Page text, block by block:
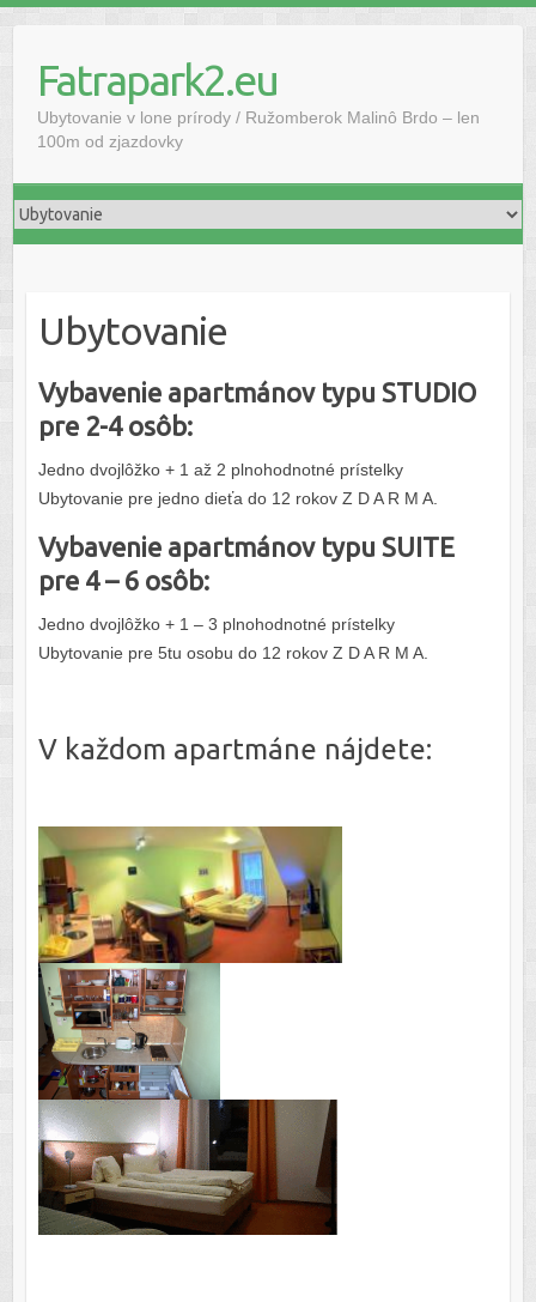
Fatrapark2.eu
Ubytovanie v lone prírody / Ružomberok Malinô Brdo – len
100m od zjazdovky
Ubytovanie
Vybavenie apartmánov typu STUDIO
pre 2-4 osôb:
Jedno dvojlôžko + 1 až 2 plnohodnotné prístelky
Ubytovanie pre jedno dieťa do 12 rokov Z D A R M A.
Vybavenie apartmánov typu SUITE
pre 4 – 6 osôb:
Jedno dvojlôžko + 1 – 3 plnohodnotné prístelky
Ubytovanie pre 5tu osobu do 12 rokov Z D A R M A.
V každom apartmáne nájdete: